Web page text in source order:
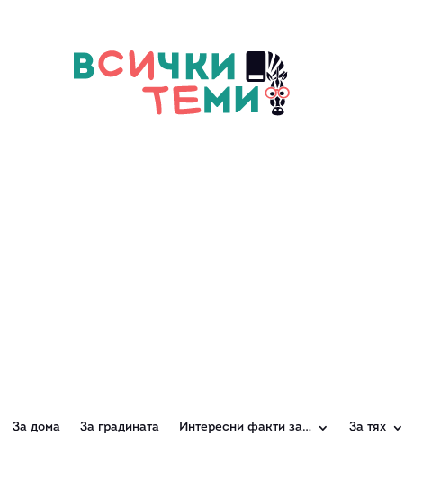
За дома За градината Интересни факти за… За тях